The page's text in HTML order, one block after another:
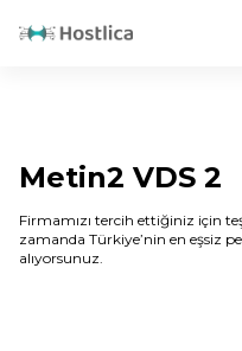
Metin2 VDS 2
Firmamızı tercih ettiğiniz için
zamanda Türkiye’nin en eşsiz
alıyorsunuz.